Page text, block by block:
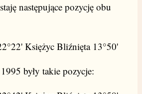
następujące pozycję obu
Księżyc Bliźnięta 13°50'
były takie pozycje: